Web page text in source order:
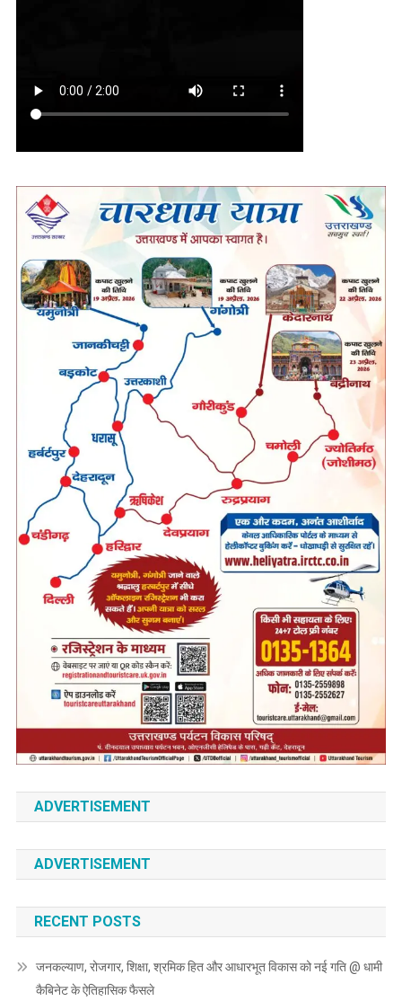
ADVERTISEMENT
ADVERTISEMENT
RECENT POSTS
जनकल्याण, रोजगार, शिक्षा, श्रमिक हित और आधारभूत विकास को नई गति @ धामी
कैबिनेट के ऐतिहासिक फैसले